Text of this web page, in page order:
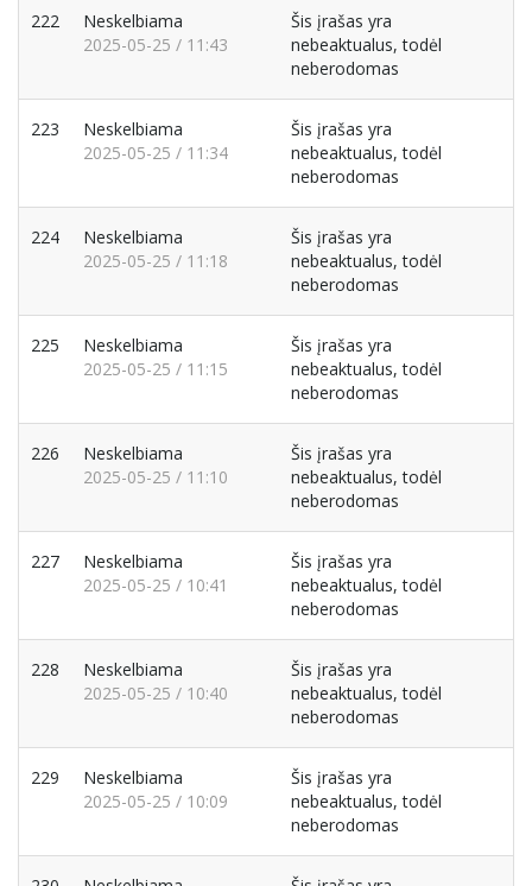
222
Neskelbiama
2025-05-25 / 11:43
Šis įrašas yra
nebeaktualus, todėl
neberodomas
223
Neskelbiama
2025-05-25 / 11:34
Šis įrašas yra
nebeaktualus, todėl
neberodomas
224
Neskelbiama
2025-05-25 / 11:18
Šis įrašas yra
nebeaktualus, todėl
neberodomas
225
Neskelbiama
2025-05-25 / 11:15
Šis įrašas yra
nebeaktualus, todėl
neberodomas
226
Neskelbiama
2025-05-25 / 11:10
Šis įrašas yra
nebeaktualus, todėl
neberodomas
227
Neskelbiama
2025-05-25 / 10:41
Šis įrašas yra
nebeaktualus, todėl
neberodomas
228
Neskelbiama
2025-05-25 / 10:40
Šis įrašas yra
nebeaktualus, todėl
neberodomas
229
Neskelbiama
2025-05-25 / 10:09
Šis įrašas yra
nebeaktualus, todėl
neberodomas